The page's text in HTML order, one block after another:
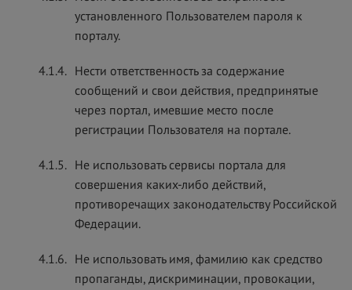
установленного Пользователем пароля к
порталу.
4.1.4. Нести ответственность за содержание
сообщений и свои действия, предпринятые
через портал, имевшие место после
регистрации Пользователя на портале.
4.1.5. Не использовать сервисы портала для
совершения каких-либо действий,
противоречащих законодательству Российской
Федерации.
4.1.6. Не использовать имя, фамилию как средство
пропаганды, дискриминации, провокации,